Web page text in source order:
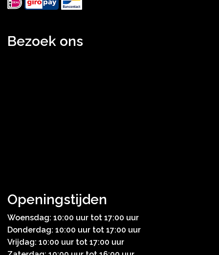
Bezoek ons
Openingstijden
Woensdag: 10:00 uur tot 17:00 uur
Donderdag: 10:00 uur tot 17:00 uur
Vrijdag: 10:00 uur tot 17:00 uur